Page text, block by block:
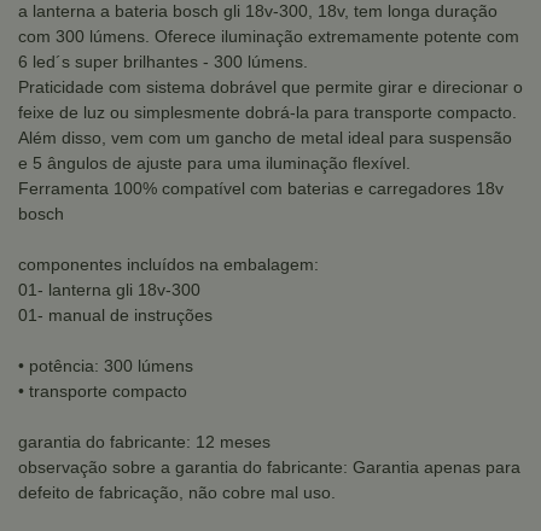
a lanterna a bateria bosch gli 18v-300, 18v, tem longa duração
com 300 lúmens. Oferece iluminação extremamente potente com
6 led´s super brilhantes - 300 lúmens.
Praticidade com sistema dobrável que permite girar e direcionar o
feixe de luz ou simplesmente dobrá-la para transporte compacto.
Além disso, vem com um gancho de metal ideal para suspensão
e 5 ângulos de ajuste para uma iluminação flexível.
Ferramenta 100% compatível com baterias e carregadores 18v
bosch
componentes incluídos na embalagem:
01- lanterna gli 18v-300
01- manual de instruções
• potência: 300 lúmens
• transporte compacto
garantia do fabricante: 12 meses
observação sobre a garantia do fabricante: Garantia apenas para
defeito de fabricação, não cobre mal uso.